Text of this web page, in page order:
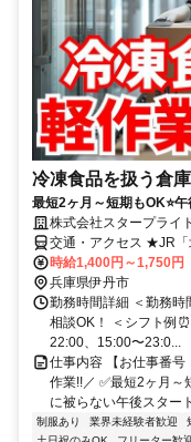
冷凍食品を扱う倉
最短2ヶ月～短期もOK⭐午
株式会社スタープライ
交通・アクセス ★JR「
OK(※車通勤は規定有、
時給1,400円～1,750円
兵庫県伊丹市
勤務時間詳細 ＜勤務
相談OK！ ＜シフト例
22:00、15:00〜23:0...
仕事内容 【お仕事番
作業!!／ ✅最短2ヶ月
に被らない午後スター
制服あり 業界未経験者歓迎